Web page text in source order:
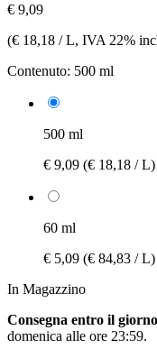
€ 9,09
(€ 18,18 / L, IVA 22%
Contenuto: 500 ml
500 ml
€ 9,09 (€ 18,18 / L)
60 ml
€ 5,09 (€ 84,83 / L)
In Magazzino
Consegna entro il
domenica alle ore 23:59.